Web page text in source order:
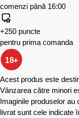
comenzi până 16:00
+250 puncte
pentru prima comanda
18+
Acest produs este
Vânzarea către minori
Imaginile produselor au
livrat sunt cele indicate